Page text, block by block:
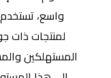
واسع،
لمنتجات ذات
المستهلكين